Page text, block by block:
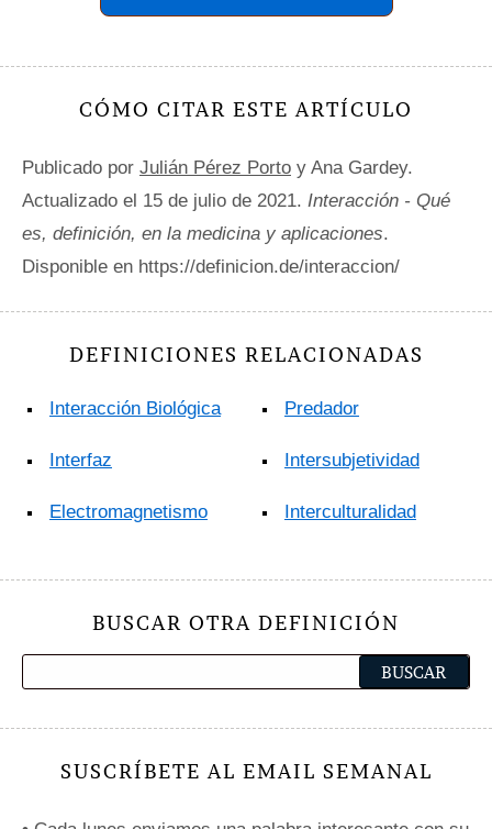
CÓMO CITAR ESTE ARTÍCULO
Publicado por Julián Pérez Porto y Ana Gardey.
Actualizado el 15 de julio de 2021. Interacción - Qué
es, definición, en la medicina y aplicaciones.
Disponible en https://definicion.de/interaccion/
DEFINICIONES RELACIONADAS
Interacción Biológica
Interfaz
Electromagnetismo
Predador
Intersubjetividad
Interculturalidad
BUSCAR OTRA DEFINICIÓN
SUSCRÍBETE AL EMAIL SEMANAL